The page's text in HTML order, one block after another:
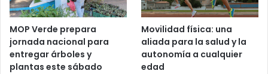
MOP Verde prepara
jornada nacional para
entregar árboles y
plantas este sábado
Movilidad física: una
aliada para la salud y la
autonomía a cualquier
edad